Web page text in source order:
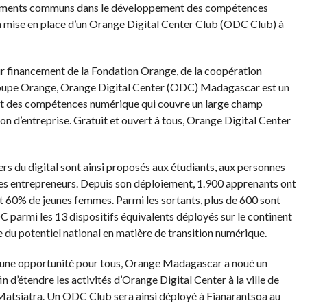
communs dans le développement des compétences
en place d’un Orange Digital Center Club (ODC Club) à
de la Fondation Orange, de la coopération
Orange, Orange Digital Center (ODC) Madagascar est un
compétences numérique qui couvre un large champ
d’entreprise. Gratuit et ouvert à tous, Orange Digital Center
du digital sont ainsi proposés aux étudiants, aux personnes
entrepreneurs. Depuis son déploiement, 1.900 apprenants ont
de jeunes femmes. Parmi les sortants, plus de 600 sont
parmi les 13 dispositifs équivalents déployés sur le continent
potentiel national en matière de transition numérique.
opportunité pour tous, Orange Madagascar a noué un
d’étendre les activités d’Orange Digital Center à la ville de
Un ODC Club sera ainsi déployé à Fianarantsoa au